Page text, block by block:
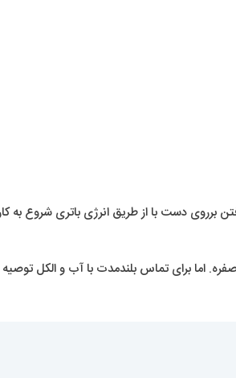
برروی دست با از طریق انرژی باتری شروع به
اما برای تماس بلندمدت با آب و الکل